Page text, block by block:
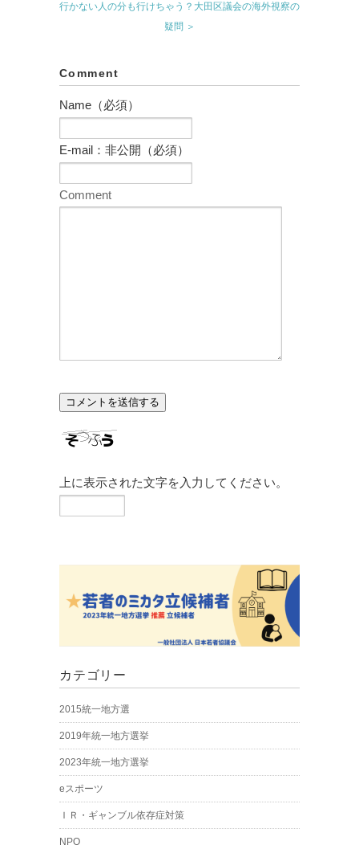
行かない人の分も行けちゃう？大田区議会の海外視察の
疑問 ＞
Comment
Name（必須）
E-mail：非公開（必須）
Comment
上に表示された文字を入力してください。
カテゴリー
2015統一地方選
2019年統一地方選挙
2023年統一地方選挙
eスポーツ
ＩＲ・ギャンブル依存症対策
NPO